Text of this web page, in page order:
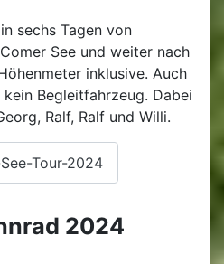
sechs Tagen von
See und weiter nach
inklusive. Auch
Begleitfahrzeug. Dabei
Ralf, Ralf und Willi.
Tour-2024
2024